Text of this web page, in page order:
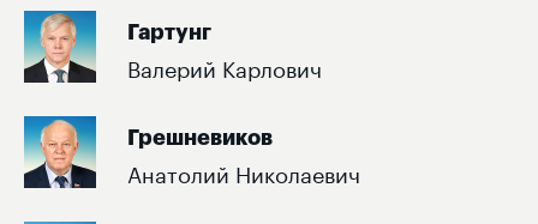
Гартунг
Валерий Карлович
Грешневиков
Анатолий Николаевич